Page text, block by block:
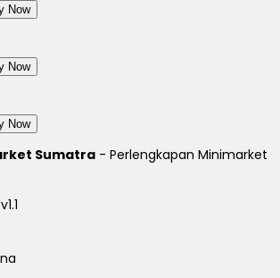
Now
Now
Now
Sumatra - Perlengkapan Minimarket
v1.1